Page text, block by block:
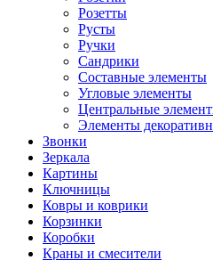
Розетты
Русты
Ручки
Сандрики
Составные элементы
Угловые элементы
Центральные
Элементы
Звонки
Зеркала
Картины
Ключницы
Ковры и коврики
Корзинки
Коробки
Краны и смесители